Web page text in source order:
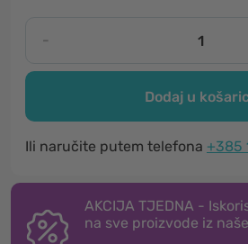
-
Dodaj u
Ili naručite putem telefona +385
AKCIJA TJEDNA -
na sve proizvode iz